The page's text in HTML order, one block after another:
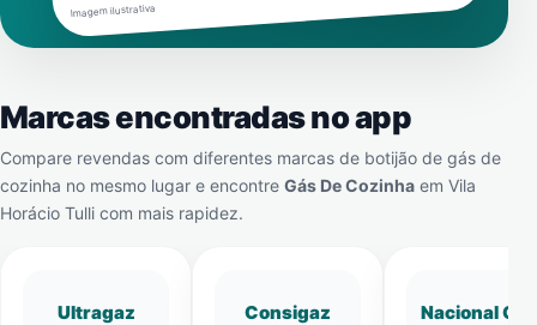
Imagem ilustrativa
Marcas encontradas no app
Compare revendas com diferentes marcas de botijão de gás de
cozinha no mesmo lugar e encontre Gás De Cozinha em Vila
Horácio Tulli com mais rapidez.
Ultragaz Consigaz Nacional Gás